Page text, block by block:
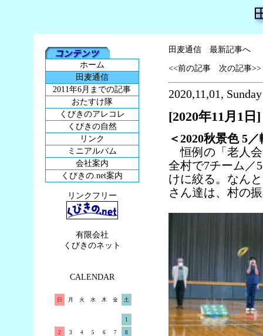
ホーム
田麦通信
2011年6月までの記事
おたすけ隊
くびきのアレコレ
くびきの自然
リンク
ミニアルバム
会社案内
くびきの.net案内
リンクフリー
有限会社
くびきのネット
CALENDAR
日 月 火 水 木 金 土
1
2 3 4 5 6 7 8
田麦通信 最新記事へ
<<前の記事 次の記事>>
2020,11,01, Sunday
[2020年11月1日]
＜2020秋景色 5
恒例の「老人会
全村で7チーム／
けに絞る。なん
さん達は、村の